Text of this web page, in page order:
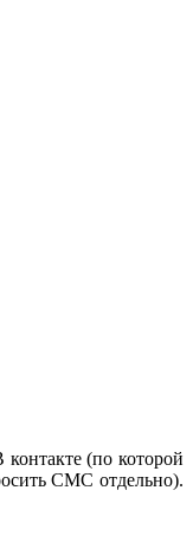
(по которой
СМС отдельно).